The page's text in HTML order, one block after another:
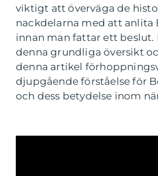
viktigt att överväga de
nackdelarna med att anlita
innan man fattar ett beslut.
denna grundliga översikt
denna artikel
djupgående förståelse för
och dess betydelse inom